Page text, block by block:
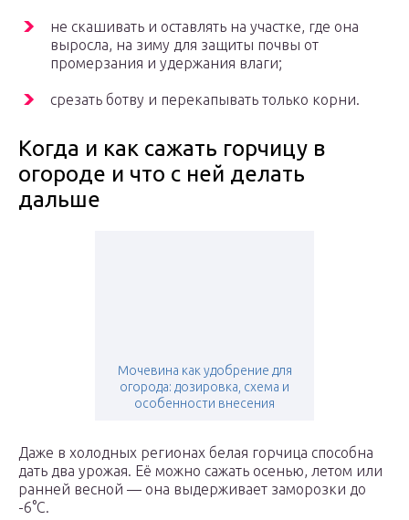
не скашивать и оставлять на участке, где она
выросла, на зиму для защиты почвы от
промерзания и удержания влаги;
срезать ботву и перекапывать только корни.
Когда и как сажать горчицу в
огороде и что с ней делать
дальше
Мочевина как удобрение для
огорода: дозировка, схема и
особенности внесения
Даже в холодных регионах белая горчица способна
дать два урожая. Её можно сажать осенью, летом или
ранней весной — она выдерживает заморозки до
-6°С.